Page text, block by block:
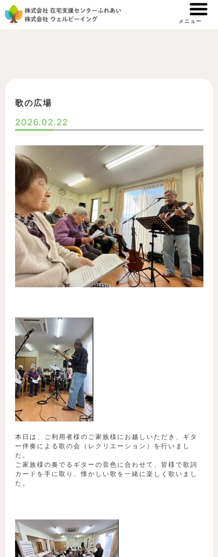
容
メニュー
歌の広場
2026.02.22
本日は、ご利用者様のご家族様にお越しいただき、ギタ
ー伴奏による歌の会（レクリエーション）を行いまし
た。
ご家族様の奏でるギターの音色に合わせて、皆様で歌詞
カードを手に取り、懐かしい歌を一緒に楽しく歌いまし
た。